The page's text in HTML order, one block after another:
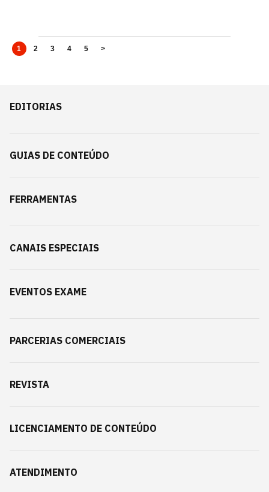
1 2 3 4 5 >
EDITORIAS
GUIAS DE CONTEÚDO
FERRAMENTAS
CANAIS ESPECIAIS
EVENTOS EXAME
PARCERIAS COMERCIAIS
REVISTA
LICENCIAMENTO DE CONTEÚDO
ATENDIMENTO